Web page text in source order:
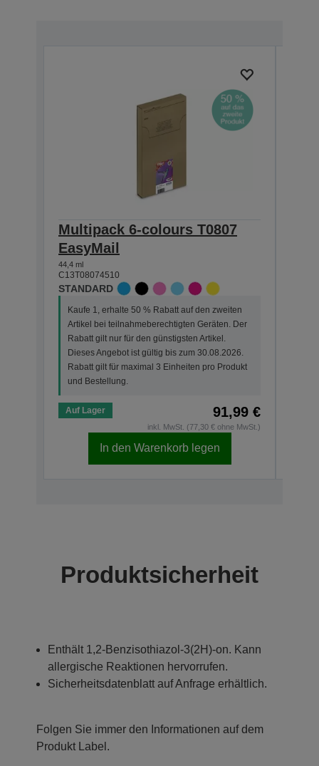
Multipack 6-colours T0807
EasyMail
44,4 ml
C13T08074510
STANDARD
Kaufe 1, erhalte 50 % Rabatt auf den zweiten
Artikel bei teilnahmeberechtigten Geräten. Der
Rabatt gilt nur für den günstigsten Artikel.
Dieses Angebot ist gültig bis zum 30.08.2026.
Rabatt gilt für maximal 3 Einheiten pro Produkt
und Bestellung.
Auf Lager 91,99 €
inkl. MwSt. (77,30 € ohne MwSt.)
In den Warenkorb legen
Produktsicherheit
Enthält 1,2-Benzisothiazol-3(2H)-on. Kann
allergische Reaktionen hervorrufen.
Sicherheitsdatenblatt auf Anfrage erhältlich.
Folgen Sie immer den Informationen auf dem
Produkt Label.